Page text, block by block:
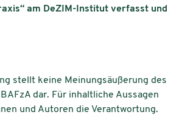
am DeZIM-Institut verfasst und
stellt keine Meinungsäußerung des
dar. Für inhaltliche Aussagen
und Autoren die Verantwortung.